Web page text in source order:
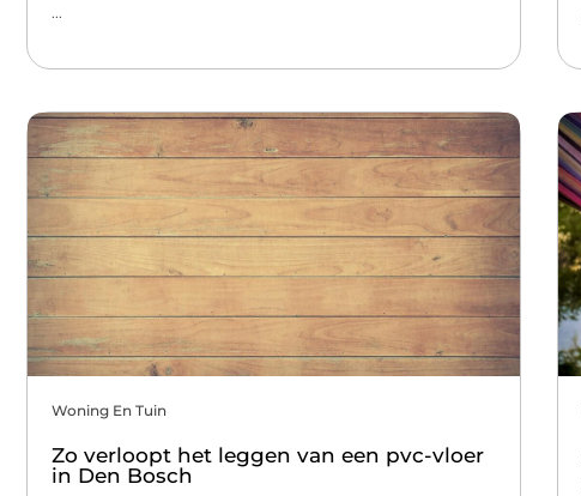
...
Woning En Tuin
Zo verloopt het leggen van een pvc-vloer
in Den Bosch